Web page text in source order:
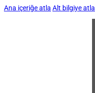
Ana içeriğe atla Alt bilgiye atla